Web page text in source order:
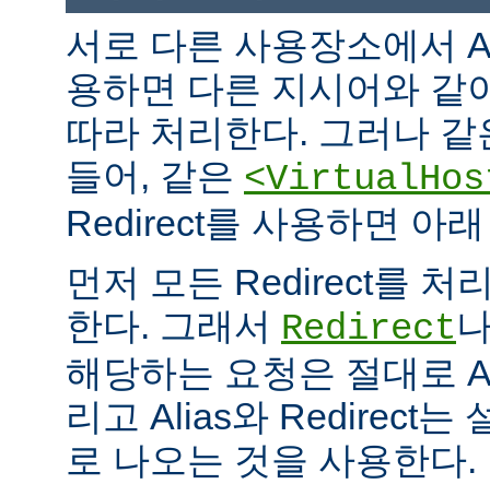
서로 다른 사용장소에서
용하면 다른 지시어와 같
따라 처리한다. 그러나
들어, 같은
Redirect를 사용하면 아
먼저 모든 Redirect를 처
한다. 그래서 Redirect
해당하는 요청은 절대로
리고 Alias와 Redirect는
로 나오는 것을 사용한다.